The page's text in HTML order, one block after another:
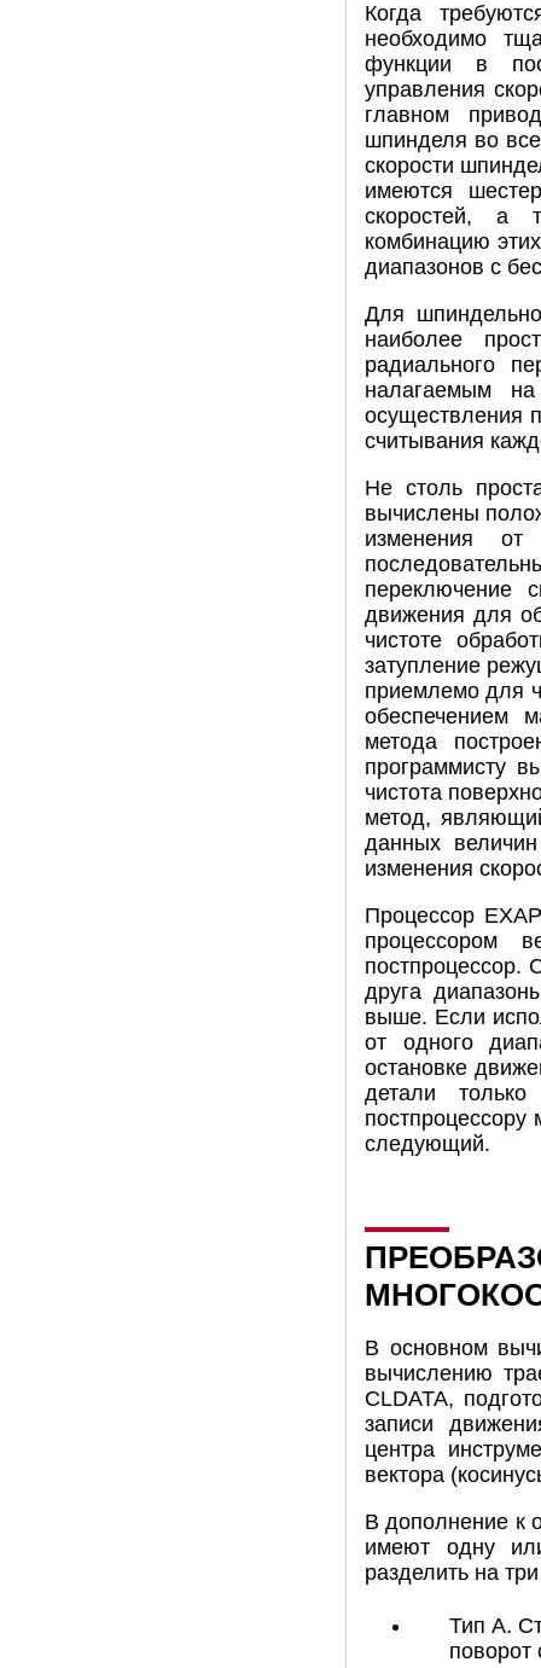
Когда
необходимо
функции в
управления
главном
шпинделя во
скорости
имеются
скоростей, а
комбинацию
диапазонов с
Для
наиболее
радиального
налагаемым
осуществления
считывания
Не столь
вычислены
изменения
переключение
движения для
чистоте
затупление
приемлемо для
обеспечением
метода
программисту
чистота
метод,
данных
изменения
Процессор
процессором
друга
выше. Если
от одного
остановке
детали
постпроцессору
следующий.
В основном
вычислению
CLDATA,
записи
центра
вектора
В дополнение к
имеют одну
разделить на
Тип A.
поворот